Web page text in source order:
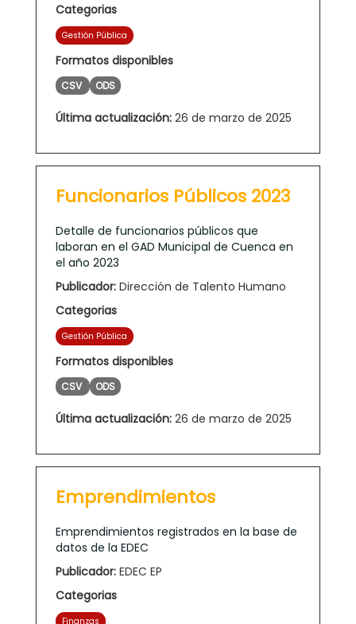
Categorias
Gestión Pública
Formatos disponibles
CSV ODS
Última actualización: 26 de marzo de 2025
Funcionarios Públicos 2023
Detalle de funcionarios públicos que
laboran en el GAD Municipal de Cuenca en
el año 2023
Publicador: Dirección de Talento Humano
Categorias
Gestión Pública
Formatos disponibles
CSV ODS
Última actualización: 26 de marzo de 2025
Emprendimientos
Emprendimientos registrados en la base de
datos de la EDEC
Publicador: EDEC EP
Categorias
Finanzas